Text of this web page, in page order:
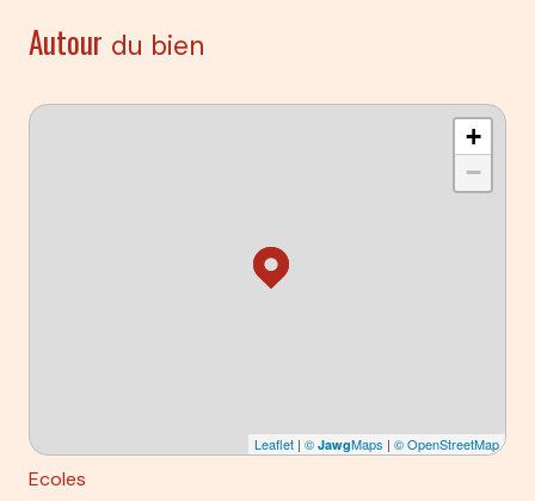
Autour du bien
+
−
Leaflet | © JawgMaps | © OpenStreetMap
Ecoles